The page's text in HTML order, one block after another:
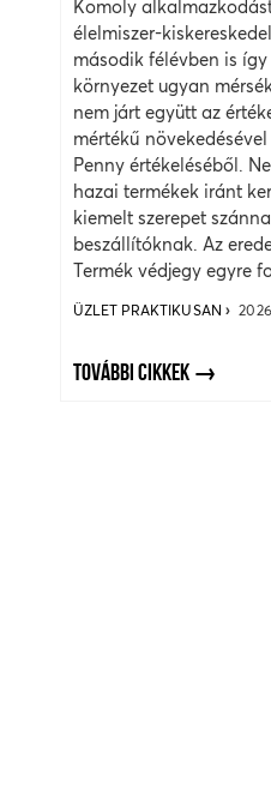
Komoly
élelmiszer-
második félévben is
környezet ugyan
nem járt együtt az
mértékű
Penny értékeléséből.
hazai termékek iránt
kiemelt szerepet
beszállítóknak. Az
Termék védjegy egyre
ÜZLET PRAKTIKUSAN
TOVÁBBI CIKKEK